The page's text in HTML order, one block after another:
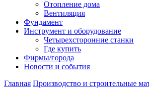
Отопление дома
Вентиляция
Фундамент
Инструмент и оборудование
Четырехсторонние станки
Где купить
Фирмы/города
Новости и события
Главная Производство и строительные